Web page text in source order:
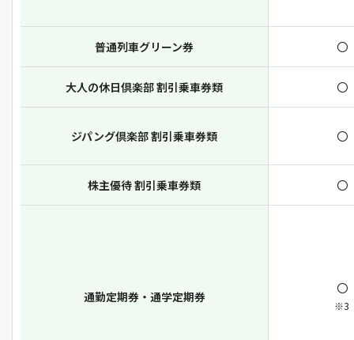
普通列車グリーン券 〇
大人の休日倶楽部 割引乗車券類 〇
ジパング倶楽部 割引乗車券類 〇
株主優待 割引乗車券類 〇
通勤定期券・通学定期券
〇
※3